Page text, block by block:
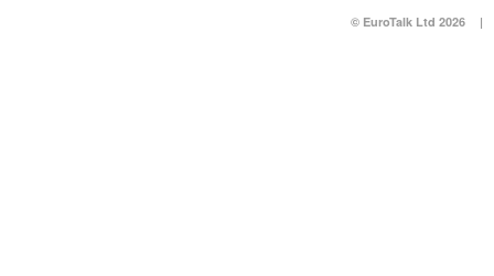
© EuroTalk Ltd 2026 |